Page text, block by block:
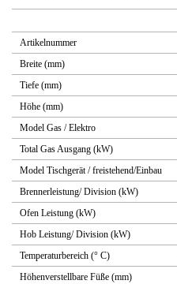
Artikelnummer
Breite (mm)
Tiefe (mm)
Höhe (mm)
Model Gas / Elektro
Total Gas Ausgang (kW)
Model Tischgerät / freistehend/Einbau
Brennerleistung/ Division (kW)
Ofen Leistung (kW)
Hob Leistung/ Division (kW)
Temperaturbereich (° C)
Höhenverstellbare Füße (mm)